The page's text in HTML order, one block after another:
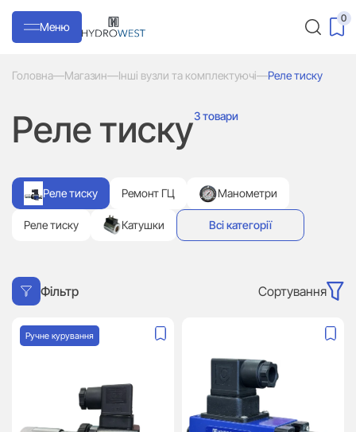
Меню
0
Головна—Магазин—Інші вузли та комплектуючі—Реле тиску
Реле тиску3 товари
Ремонт ГЦ Манометри
Реле тиску Катушки
Реле тиску
Всі категорії
Фільтр Сортування
Ручне курування